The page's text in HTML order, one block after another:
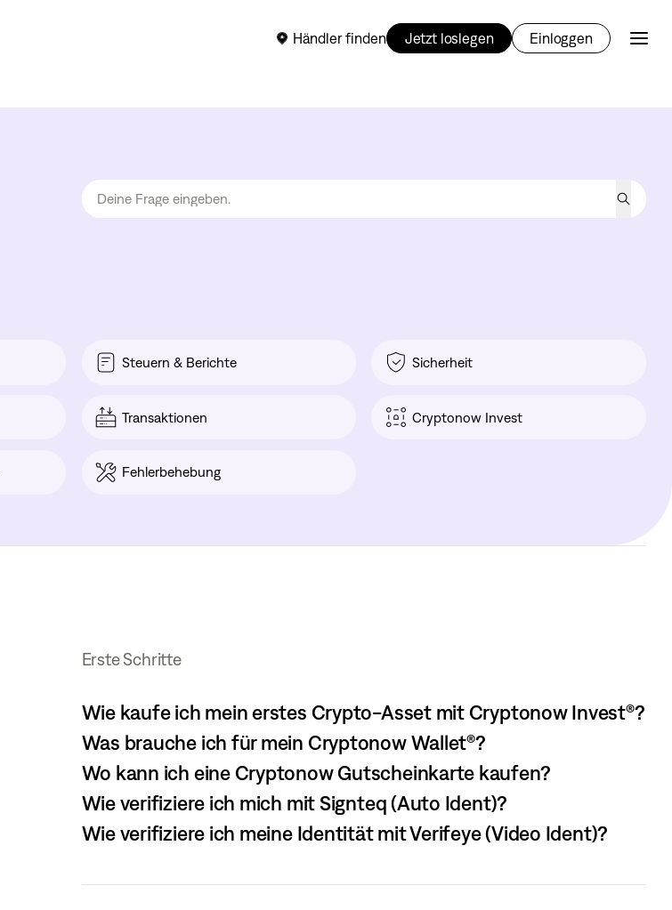
Händler finden Jetzt loslegen Einloggen
Steuern & Berichte Sicherheit
Transaktionen Cryptonow Invest
Fehlerbehebung
Erste Schritte
Wie kaufe ich mein erstes Crypto-Asset mit Cryptonow Invest®?
Was brauche ich für mein Cryptonow Wallet®?
Wo kann ich eine Cryptonow Gutscheinkarte kaufen?
Wie verifiziere ich mich mit Signteq (Auto Ident)?
Wie verifiziere ich meine Identität mit Verifeye (Video Ident)?